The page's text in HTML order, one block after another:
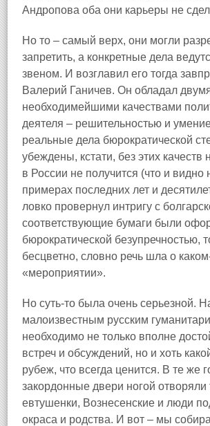
Андропова оба они карьеры не
Но то – самый верх, они могли
запретить, а конкретные дела
звеном. И возглавил его тогда
Валерий Ганичев. Он обладал
необходимейшими качествами
деятеля – решительностью и
реальные дела бюрократической
убеждены, кстати, без этих качеств
в России не получится (что и видно
примерах последних лет и
ловко провернул интригу с
соответствующие бумаги были
бюрократической безупречностью,
бесцветно, словно речь шла о
«мероприятии».
Но суть‑то была очень серьезной.
малоизвестным русским
необходимо не только вполне
встреч и обсуждений, но и хоть
рубеж, что всегда ценится. В те же
закордонные двери ногой отворяли
евтушенки, Вознесенские и люди
окраса и родства. И вот – мы